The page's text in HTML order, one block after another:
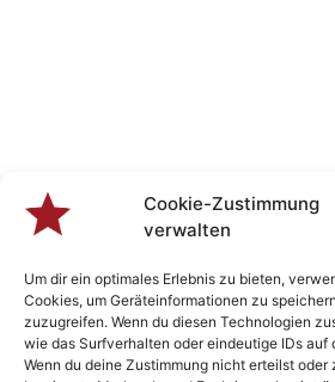
Cookie-Zustimmung
verwalten
Um dir ein optimales Erlebnis zu bieten,
Cookies, um Geräteinformationen zu
zuzugreifen. Wenn du diesen Technologien
wie das Surfverhalten oder eindeutige IDs auf
Wenn du deine Zustimmung nicht erteilst